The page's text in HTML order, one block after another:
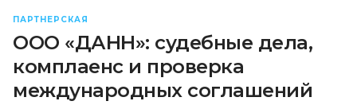
ПАРТНЕРСКАЯ
ООО «ДАНН»: судебные дела,
комплаенс и проверка
международных соглашений